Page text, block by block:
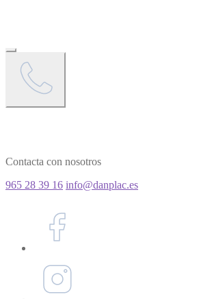
Contacta con nosotros
965 28 39 16 info@danplac.es